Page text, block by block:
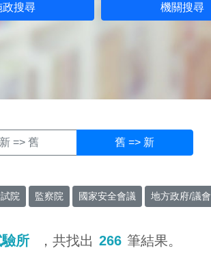
政搜尋 機關搜尋
新 => 舊 舊 => 新
院 監察院 國家安全會議 地方政府/議會
所 ，共找出 266 筆結果。